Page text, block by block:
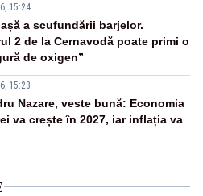
15:24
a scufundării barjelor.
2 de la Cernavodă poate primi o
de oxigen”
15:23
Nazare, veste bună: Economia
va crește în 2027, iar inflația va